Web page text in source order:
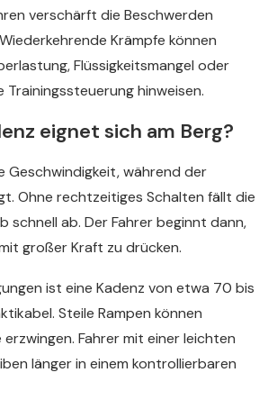
verschärft die Beschwerden
Krämpfe können
Flüssigkeitsmangel oder
Trainingssteuerung hinweisen.
eignet sich am Berg?
Geschwindigkeit, während der
Ohne rechtzeitiges Schalten fällt die
schnell ab. Der Fahrer beginnt dann,
großer Kraft zu drücken.
ist eine Kadenz von etwa 70 bis
Steile Rampen können
Fahrer mit einer leichten
länger in einem kontrollierbaren